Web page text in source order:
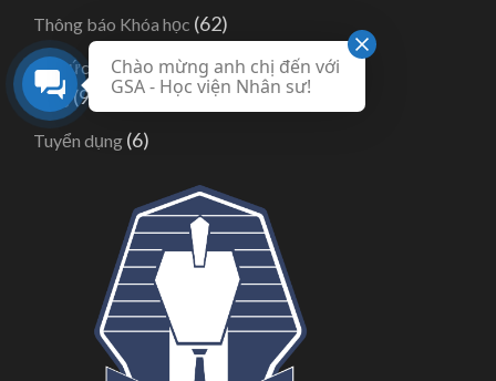
Thông báo Khóa học (62)
Tin tức (164)
Blog (95)
Tuyển dụng (6)
Chào mừng anh chị đến với
GSA - Học viện Nhân sư!